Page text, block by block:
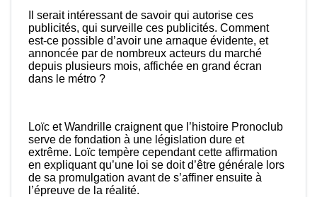
Il serait intéressant de savoir qui autorise ces
publicités, qui surveille ces publicités. Comment
est-ce possible d’avoir une arnaque évidente, et
annoncée par de nombreux acteurs du marché
depuis plusieurs mois, affichée en grand écran
dans le métro ?
Loïc et Wandrille craignent que l’histoire Pronoclub
serve de fondation à une législation dure et
extrême. Loïc tempère cependant cette affirmation
en expliquant qu’une loi se doit d’être générale lors
de sa promulgation avant de s’affiner ensuite à
l’épreuve de la réalité.